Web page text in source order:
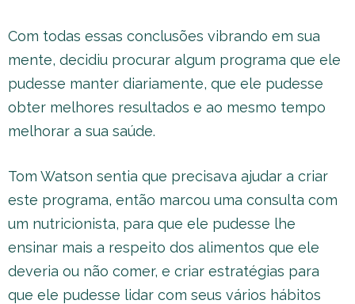
Com todas essas conclusões vibrando em sua
mente, decidiu procurar algum programa que ele
pudesse manter diariamente, que ele pudesse
obter melhores resultados e ao mesmo tempo
melhorar a sua saúde.
Tom Watson sentia que precisava ajudar a criar
este programa, então marcou uma consulta com
um nutricionista, para que ele pudesse lhe
ensinar mais a respeito dos alimentos que ele
deveria ou não comer, e criar estratégias para
que ele pudesse lidar com seus vários hábitos